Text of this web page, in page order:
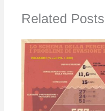
Related Posts